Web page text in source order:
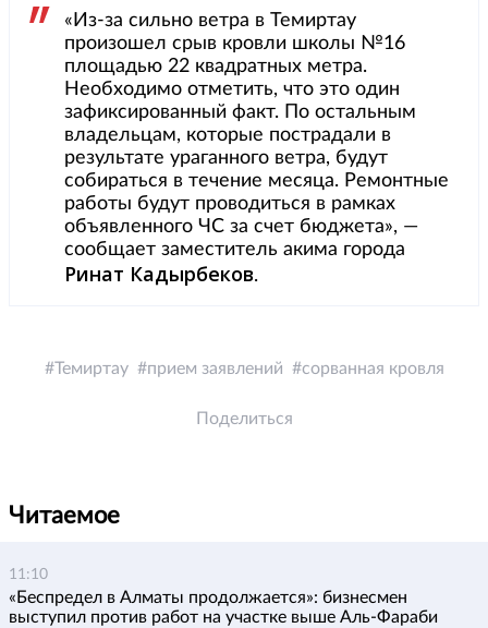
«Из-за сильно ветра в Темиртау
произошел срыв кровли школы №16
площадью 22 квадратных метра.
Необходимо отметить, что это один
зафиксированный факт. По остальным
владельцам, которые пострадали в
результате ураганного ветра, будут
собираться в течение месяца. Ремонтные
работы будут проводиться в рамках
объявленного ЧС за счет бюджета», —
сообщает заместитель акима города
Ринат Кадырбеков.
Темиртау прием заявлений сорванная кровля
Поделиться
Читаемое
11:10
«Беспредел в Алматы продолжается»: бизнесмен
выступил против работ на участке выше Аль-Фараби